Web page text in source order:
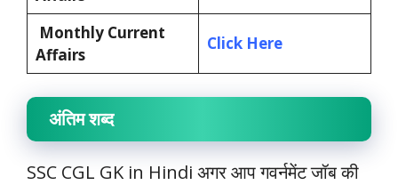
Monthly Current
Affairs
Click Here
अंतिम शब्द
SSC CGL GK in Hindi अगर आप गवर्नमेंट जॉब की